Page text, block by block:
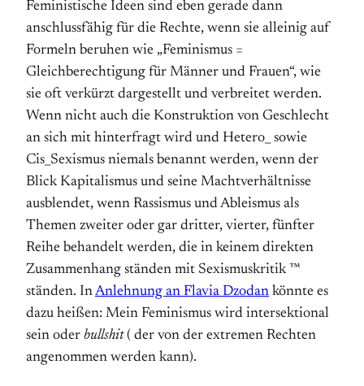
Feministische Ideen sind eben gerade dann
anschlussfähig für die Rechte, wenn sie alleinig auf
Formeln beruhen wie „Feminismus =
Gleichberechtigung für Männer und Frauen“, wie
sie oft verkürzt dargestellt und verbreitet werden.
Wenn nicht auch die Konstruktion von Geschlecht
an sich mit hinterfragt wird und Hetero_ sowie
Cis_Sexismus niemals benannt werden, wenn der
Blick Kapitalismus und seine Machtverhältnisse
ausblendet, wenn Rassismus und Ableismus als
Themen zweiter oder gar dritter, vierter, fünfter
Reihe behandelt werden, die in keinem direkten
Zusammenhang ständen mit Sexismuskritik ™
ständen. InAnlehnung an Flavia Dzodan könnte es
dazu heißen: Mein Feminismus wird intersektional
sein oder bullshit( der von der extremen Rechten
angenommen werden kann).